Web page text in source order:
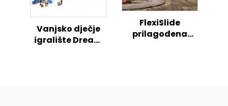
Vanjsko dječje
igralište Dream
FlexiSlide
prilagođena